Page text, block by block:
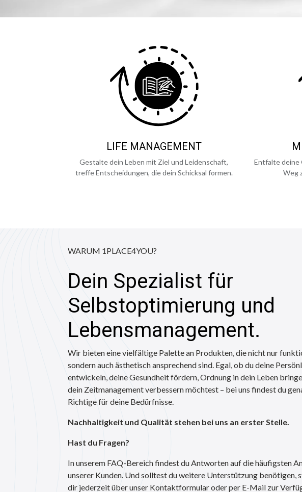
LIFE MANAGEMENT
Gestalte dein Leben mit Ziel und Leidenschaft,
treffe Entscheidungen, die dein Schicksal formen.
Entfalte deine
Weg
WARUM 1PLACE4YOU?
Dein Spezialist für
Selbstoptimierung und
Lebensmanagement.
Wir bieten eine vielfältige Palette an Produkten, die nicht nur
sondern auch ästhetisch ansprechend sind. Egal, ob du deine
entwickeln, deine Gesundheit fördern, Ordnung in dein Leben
dein Zeitmanagement verbessern möchtest – bei uns findest du
Richtige für deine Bedürfnisse.
Nachhaltigkeit und Qualität stehen bei uns an erster Stelle.
Hast du Fragen?
In unserem FAQ-Bereich findest du Antworten auf die häufigsten
unserer Kunden. Und solltest du weitere Unterstützung benötigen,
dir jederzeit über unser Kontaktformular oder per E-Mail zur